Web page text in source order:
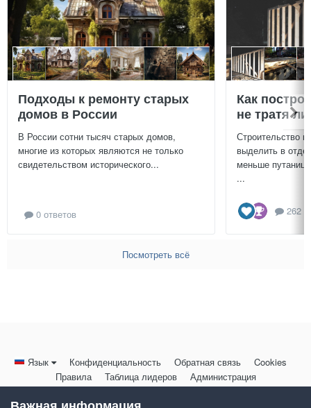
Подходы к ремонту старых
домов в России
В России сотни тысяч старых домов,
многие из которых являются не только
свидетельством исторического...
0 ответов
Как
не тратя
Строительство
выделить в
меньше
...
262
Посмотреть всё
Язык Конфиденциальность Обратная связь
Cookies
Правила
Таблица лидеров Администрация